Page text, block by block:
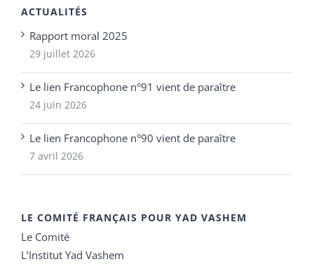
ACTUALITÉS
Rapport moral 2025
29 juillet 2026
Le lien Francophone n°91 vient de paraître
24 juin 2026
Le lien Francophone n°90 vient de paraître
7 avril 2026
LE COMITÉ FRANÇAIS POUR YAD VASHEM
Le Comité
L’Institut Yad Vashem